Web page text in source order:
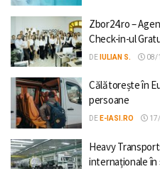
Zbor24.ro –
Check-in-ul
DE IULIAN S. 08/
Călătorește în
persoane
DE E-IASI.RO
Heavy
internaționale în